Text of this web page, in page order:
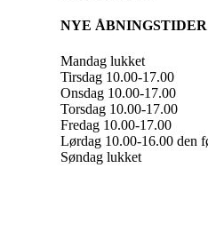
NYE ÅBNINGSTIDER
Mandag lukket
Tirsdag 10.00-17.00
Onsdag 10.00-17.00
Torsdag 10.00-17.00
Fredag 10.00-17.00
Lørdag 10.00-16.00 den
Søndag lukket